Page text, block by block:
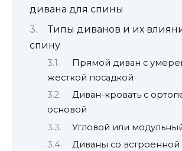
дивана для спины
Типы диванов и их
спину
Прямой диван с
жесткой посадкой
Диван-кровать с
основой
Угловой или
Диваны со встроенной